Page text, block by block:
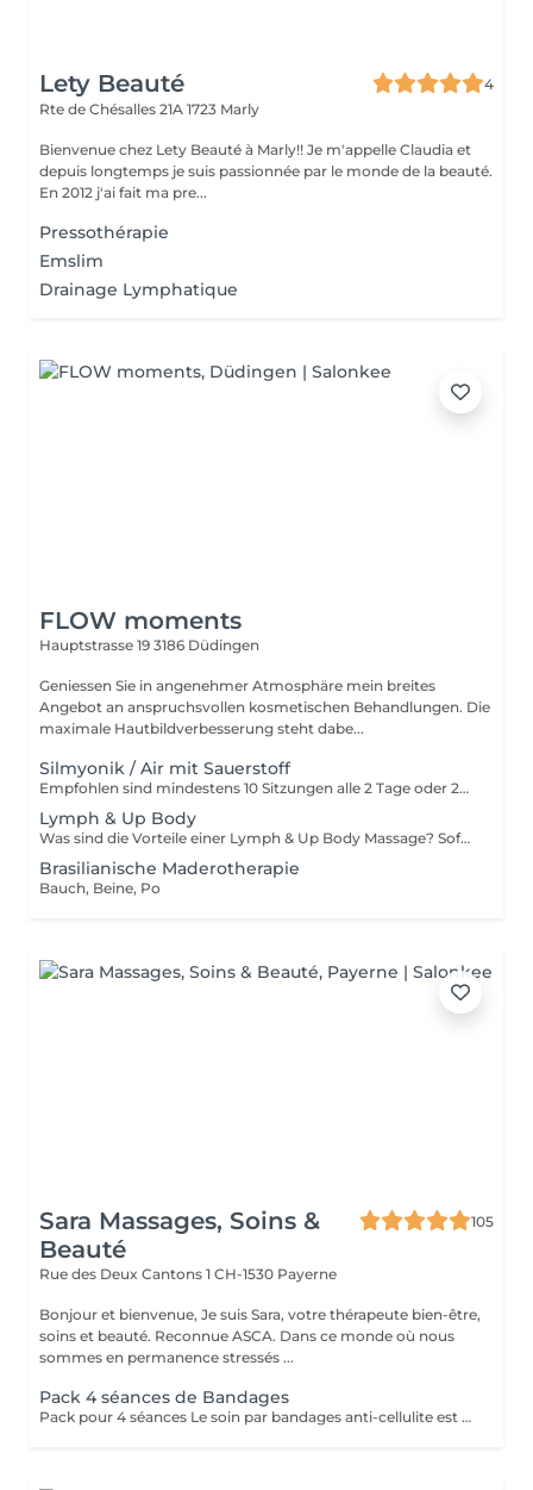
Lety Beauté
4
Rte de Chésalles 21A 1723 Marly
Bienvenue chez Lety Beauté à Marly!! Je m'appelle Claudia et
depuis longtemps je suis passionnée par le monde de la beauté.
En 2012 j'ai fait ma pre...
Pressothérapie
Emslim
Drainage Lymphatique
FLOW moments
Hauptstrasse 19 3186 Düdingen
Geniessen Sie in angenehmer Atmosphäre mein breites
Angebot an anspruchsvollen kosmetischen Behandlungen. Die
maximale Hautbildverbesserung steht dabe...
Silmyonik / Air mit Sauerstoff
Empfohlen sind mindestens 10 Sitzungen alle 2 Tage oder 2x Wöchentlich
Lymph & Up Body
Was sind die Vorteile einer Lymph & Up Body Massage? Sofortige Ergebnisse nach nur einer Behandlung Allgemeines Wohlbefinden Stärkung der Immunabwehr Reduzierung des Ödems und Vorbeugung des neuen Auftretens Metabolische Reaktivierung Darmfreigabe Reguliert den Hormonhaushalt Verbesserung der Haltung Verbesserung der Diastase Reduktion der Cellulite Umfangsreduktion Eliminiert Wassereinlagerungen Erheblicher Anstieg von Urin und Abfluss in den folgenden Tagen Toxinen Ausscheidung Körperformen Die Behandlung können Frauen sowohl auch Männer machen. Die Massage dauert ca. 50min Folgende Regionen können behandelt werden: Bauch Beine und Po Arme Gesicht, Hals und Dekolletee Möchtet ihr z.B Bauch und Beine in einer Sitzung behandeln, so wird es als doppelte Behandlung angesehen und dauert dementsprechend ca. 2h Wenn die Frau ihren Zyklus hat, sollte sie nur am 1. oder am letzten Tag die Behandlung durchführen, sofern sie keine Schmerzen hat. Die Behandlungen werden mit Abstand von 5-7 Tagen durchgeführt für 4-6 Sitzungen.
Brasilianische Maderotherapie
Bauch, Beine, Po
Sara Massages, Soins &
Beauté
105
Rue des Deux Cantons 1 CH-1530 Payerne
Bonjour et bienvenue, Je suis Sara, votre thérapeute bien-être,
soins et beauté. Reconnue ASCA. Dans ce monde où nous
sommes en permanence stressés ...
Pack 4 séances de Bandages
Pack pour 4 séances Le soin par bandages anti-cellulite est un traitement qui consiste à envelopper les jambes avec des bandes imprégnées d'actifs naturels, comme la caféine, la centella asiatica et des extraits de plantes. Ces actifs pénètrent dans la peau pendant environ 30 minutes afin de stimuler la circulation, favoriser le drainage des liquides, réduire la sensation de jambes lourdes et améliorer l'aspect de la cellulite. Après le retrait des bandages, un léger massage est réalisé pour faire pénétrer le reste des actifs. Dès la première séance, les jambes paraissent plus légères, la peau est plus lisse et plus tonique. Pour des résultats durables, plusieurs séances sont recommandées, accompagnées d'une bonne hydratation